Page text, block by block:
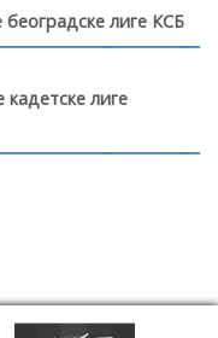
лиге КСБ
лиге